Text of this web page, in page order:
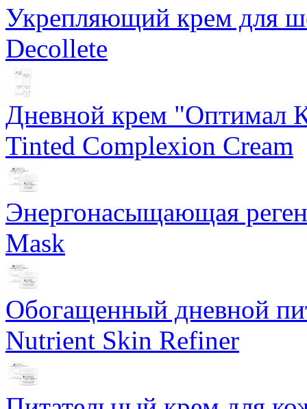
Укрепляющий крем для
Decollete
Дневной крем "Оптимал
Tinted Complexion Cream
Энергонасыщающая
Mask
Обогащенный дневной
Nutrient Skin Refiner